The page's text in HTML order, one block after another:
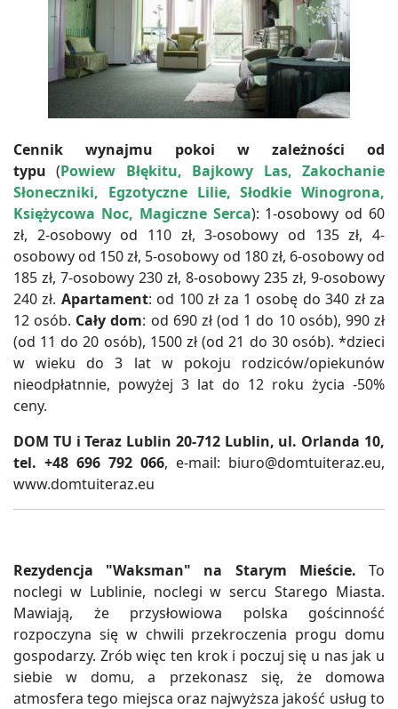
Cennik wynajmu pokoi w zależności od
typu(Powiew Błękitu, Bajkowy Las, Zakochanie
Słoneczniki, Egzotyczne Lilie, Słodkie Winogrona,
Księżycowa Noc, Magiczne Serca): 1-osobowy od 60
zł, 2-osobowy od 110 zł, 3-osobowy od 135 zł, 4-
osobowy od 150 zł, 5-osobowy od 180 zł, 6-osobowy od
185 zł, 7-osobowy 230 zł, 8-osobowy 235 zł, 9-osobowy
240 zł. Apartament: od 100 zł za 1 osobę do 340 zł za
12 osób. Cały dom: od 690 zł (od 1 do 10 osób), 990 zł
(od 11 do 20 osób), 1500 zł (od 21 do 30 osób). *dzieci
w wieku do 3 lat w pokoju rodziców/opiekunów
nieodpłatnnie, powyżej 3 lat do 12 roku życia -50%
ceny.
DOM TU i Teraz Lublin 20-712 Lublin, ul. Orlanda 10,
tel. +48 696 792 066, e-mail: biuro@domtuiteraz.eu,
www.domtuiteraz.eu
Rezydencja "Waksman" na Starym Mieście. To
noclegi w Lublinie, noclegi w sercu Starego Miasta.
Mawiają, że przysłowiowa polska gościnność
rozpoczyna się w chwili przekroczenia progu domu
gospodarzy. Zrób więc ten krok i poczuj się u nas jak u
siebie w domu, a przekonasz się, że domowa
atmosfera tego miejsca oraz najwyższa jakość usług to